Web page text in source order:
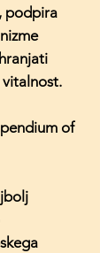
podpira
of